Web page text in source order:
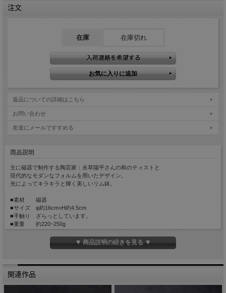
注文
在庫 在庫切れ
返品についての詳細はこちら
お問い合わせ
友達にメールですすめる
商品説明
主に磁器で制作する陶芸家：永草陽平さんの和のティストと
現代的なモダンなフォルムを用いたデザイン。
光によってキラキラと輝く美しいリム鉢。
■素材 磁器
■サイズ φ約16cm×H約4.5cm
■手触り ざらっとしています。
■重量 約220~250g
■生産国 Made in Japan
▼ 商品説明の続きを見る ▼
関連作品